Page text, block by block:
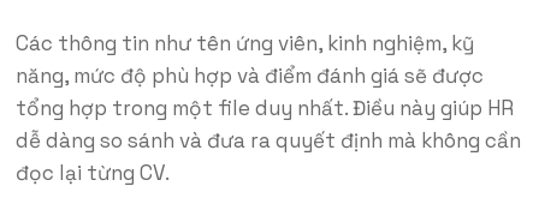
Các thông tin như tên ứng viên, kinh nghiệm, kỹ
năng, mức độ phù hợp và điểm đánh giá sẽ được
tổng hợp trong một file duy nhất. Điều này giúp HR
dễ dàng so sánh và đưa ra quyết định mà không cần
đọc lại từng CV.